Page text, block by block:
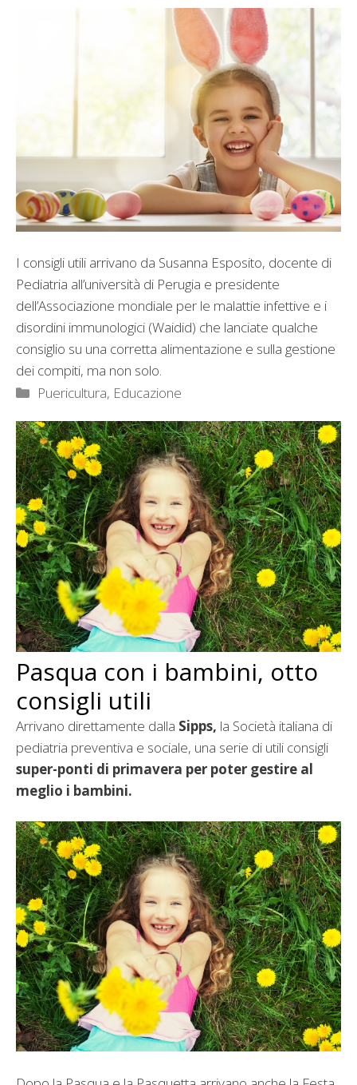
I consigli utili arrivano da Susanna Esposito, docente di
Pediatria all’università di Perugia e presidente
dell’Associazione mondiale per le malattie infettive e i
disordini immunologici (Waidid) che lanciate qualche
consiglio su una corretta alimentazione e sulla gestione
dei compiti, ma non solo.
Categorie
Puericultura, Educazione
Pasqua con i bambini, otto
consigli utili
Arrivano direttamente dalla Sipps, la Società italiana di
pediatria preventiva e sociale, una serie di utili consigli
super-ponti di primavera per poter gestire al
meglio i bambini.